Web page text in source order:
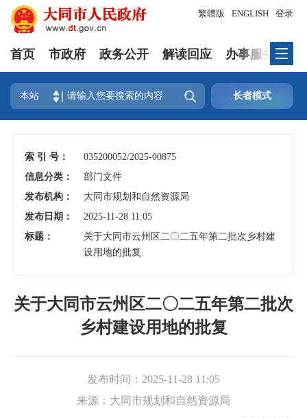
登录
繁體版 ENGLISH
首页 市政府 政务公开 解读回应 办事服务
本站  长者模式
索 引 号：
035200052/2025-00875
信息分类：
部门文件
发布机构：
大同市规划和自然资源局
发布日期：
2025-11-28 11:05
标题：
关于大同市云州区二〇二五年第二批次乡村建
设用地的批复
关于大同市云州区二〇二五年第二批次
乡村建设用地的批复
发布时间： 2025-11-28 11:05
来源： 大同市规划和自然资源局